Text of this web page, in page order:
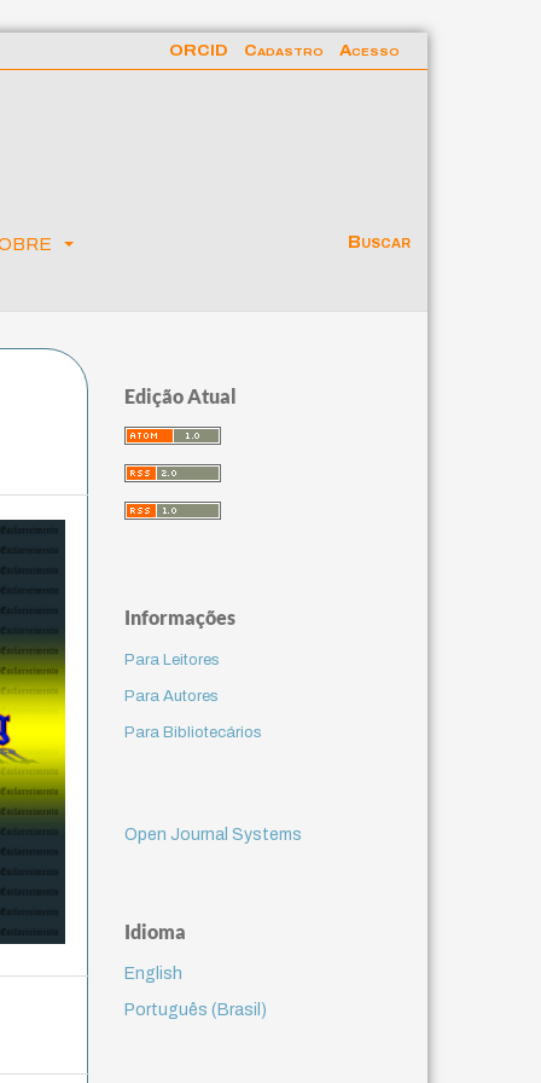
Buscar
ORCID Cadastro Acesso
Edição Atual
Informações
Para Leitores
Para Autores
Para Bibliotecários
Open Journal Systems
Idioma
English
Português (Brasil)